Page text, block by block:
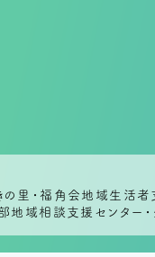
里・福角会地域生活
部地域相談支援センタ